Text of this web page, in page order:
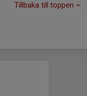
Tillbaka till toppen